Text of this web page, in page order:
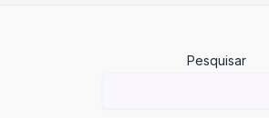
Pesquisar